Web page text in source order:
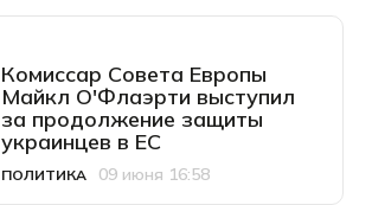
Комиссар Совета Европы
Майкл О'Флаэрти выступил
за продолжение защиты
украинцев в ЕС
Категория
ПОЛИТИКА
Дата публикации
09 июня 16:58